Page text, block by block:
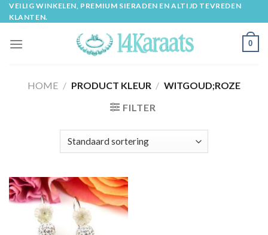
Skip
to
VEILIG WINKELEN, PREMIUM SIERADEN EN ALTIJD TEVREDEN
KLANTEN.
0
HOME / PRODUCT KLEUR / WITGOUD;ROZE
FILTER